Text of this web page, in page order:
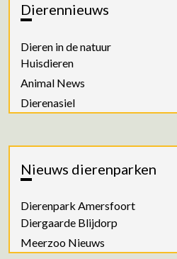
Dierennieuws
Dieren in de natuur
Huisdieren
Animal News
Dierenasiel
Nieuws dierenparken
Dierenpark Amersfoort
Diergaarde Blijdorp
Meerzoo Nieuws